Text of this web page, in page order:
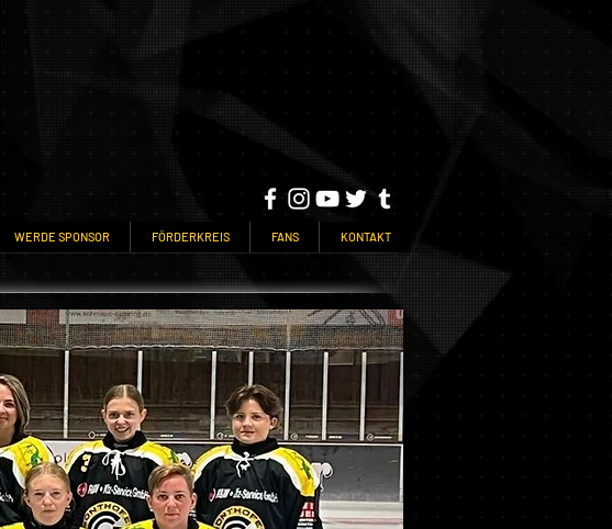
WERDE SPONSOR FÖRDERKREIS FANS KONTAKT